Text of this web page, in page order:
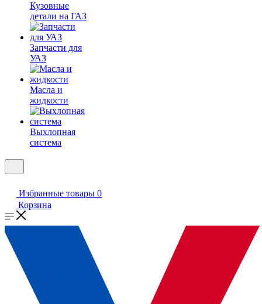
Кузовные
детали на ГАЗ
Запчасти для
УАЗ
Масла и
жидкости
Выхлопная
система
Избранные товары 0
Корзина